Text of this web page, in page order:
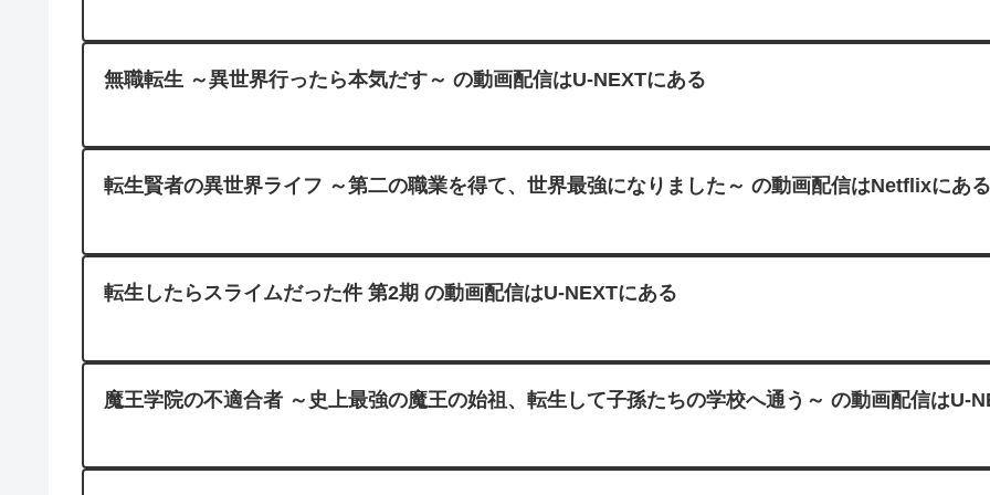
無職転生 ～異世界行ったら本気だす～ の動画配信はU-NEXTにある
転生賢者の異世界ライフ ～第二の職業を得て、世界最強になりました～ の動画配信はNetflixにある
転生したらスライムだった件 第2期 の動画配信はU-NEXTにある
魔王学院の不適合者 ～史上最強の魔王の始祖、転生して子孫たちの学校へ通う～ の動画配信はU-